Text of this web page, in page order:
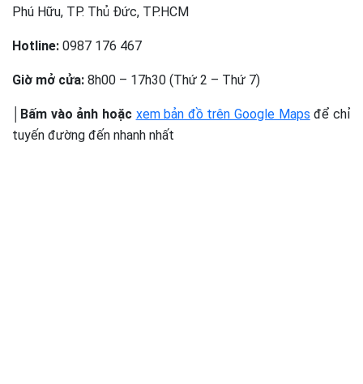
Phú Hữu, TP. Thủ Đức, TP.HCM
Hotline: 0987 176 467
Giờ mở cửa: 8h00 – 17h30 (Thứ 2 – Thứ 7)
│Bấm vào ảnh hoặc xem bản đồ trên Google Maps để chỉ
tuyến đường đến nhanh nhất